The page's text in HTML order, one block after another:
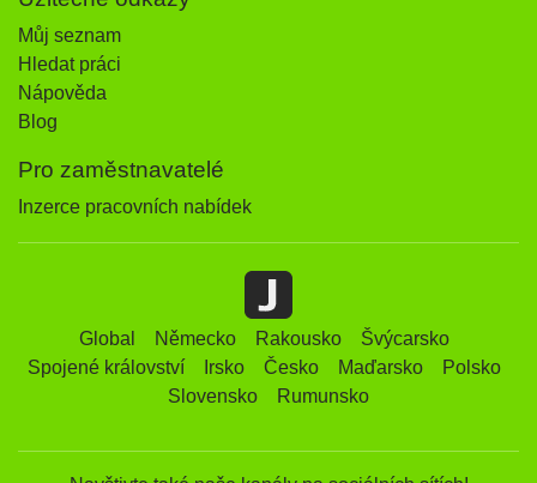
Můj seznam
Hledat práci
Nápověda
Blog
Pro zaměstnavatelé
Inzerce pracovních nabídek
Global Německo Rakousko
Švýcarsko
Spojené království
Irsko Česko Maďarsko
Polsko
Slovensko
Rumunsko